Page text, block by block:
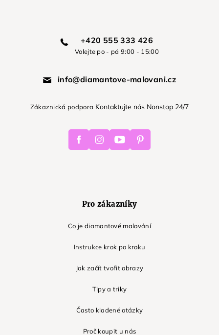
+420 555 333 426
Volejte po - pá 9:00 - 15:00
info@diamantove-malovani.cz
Zákaznická podpora Kontaktujte nás Nonstop 24/7
FacebookInstagramYoutube Pinterest
Pro zákazníky
Co je diamantové malování
Instrukce krok po kroku
Jak začít tvořit obrazy
Tipy a triky
Často kladené otázky
Proč koupit u nás